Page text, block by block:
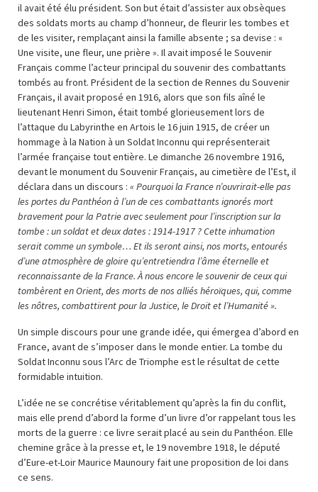
il avait été élu président. Son but était d’assister aux obsèques
des soldats morts au champ d’honneur, de fleurir les tombes et
de les visiter, remplaçant ainsi la famille absente ; sa devise : «
Une visite, une fleur, une prière ». Il avait imposé le Souvenir
Français comme l’acteur principal du souvenir des combattants
tombés au front. Président de la section de Rennes du Souvenir
Français, il avait proposé en 1916, alors que son fils aîné le
lieutenant Henri Simon, était tombé glorieusement lors de
l’attaque du Labyrinthe en Artois le 16 juin 1915, de créer un
hommage à la Nation à un Soldat Inconnu qui représenterait
l’armée française tout entière. Le dimanche 26 novembre 1916,
devant le monument du Souvenir Français, au cimetière de l’Est, il
déclara dans un discours : « Pourquoi la France n’ouvrirait-elle pas
les portes du Panthéon à l’un de ces combattants ignorés mort
bravement pour la Patrie avec seulement pour l’inscription sur la
tombe : un soldat et deux dates : 1914-1917 ? Cette inhumation
serait comme un symbole… Et ils seront ainsi, nos morts, entourés
d’une atmosphère de gloire qu’entretiendra l’âme éternelle et
reconnaissante de la France. À nous encore le souvenir de ceux qui
tombèrent en Orient, des morts de nos alliés héroïques, qui, comme
les nôtres, combattirent pour la Justice, le Droit et l’Humanité ».
Un simple discours pour une grande idée, qui émergea d’abord en
France, avant de s’imposer dans le monde entier. La tombe du
Soldat Inconnu sous l’Arc de Triomphe est le résultat de cette
formidable intuition.
L’idée ne se concrétise véritablement qu’après la fin du conflit,
mais elle prend d’abord la forme d’un livre d’or rappelant tous les
morts de la guerre : ce livre serait placé au sein du Panthéon. Elle
chemine grâce à la presse et, le 19 novembre 1918, le député
d’Eure-et-Loir Maurice Maunoury fait une proposition de loi dans
ce sens.